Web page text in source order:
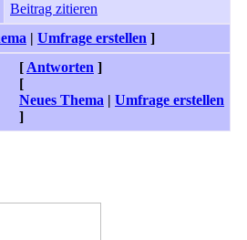
Beitrag zitieren
| Umfrage erstellen ]
[ Antworten ]
[
Neues Thema | Umfrage erstellen
]